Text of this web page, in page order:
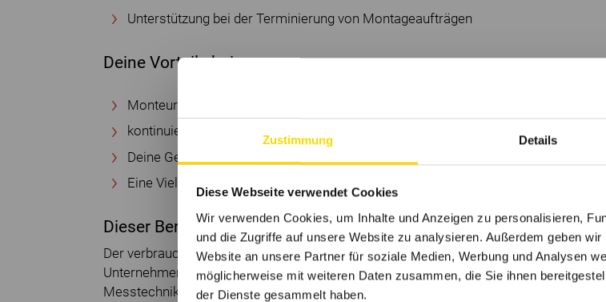
Zustimmung Details
Diese Webseite verwendet Cookies
Wir verwenden Cookies, um Inhalte und Anzeigen zu personalisieren,
und die Zugriffe auf unsere Website zu analysieren. Außerdem geben
Website an unsere Partner für soziale Medien, Werbung und Analysen
möglicherweise mit weiteren Daten zusammen, die Sie ihnen
der Dienste gesammelt haben.
Unterstützung bei der Terminierung von Montageaufträgen
Deine Vorteile bei uns
Monteursfahrzeug auch zur privaten Nutzung
kontinuierliche Weiterbildungsangebote auch mit digitalen Schulungen
Deine Gesundheit und Altersvorsorge liegen uns am Herzen
Eine Vielzahl attraktiver Angebote
Dieser Bereich freut sich auf dich
Der verbrauchsgerechte Umgang mit Energie ist seit Jahrzehnten der Kern unseres
Unternehmens. Mit Hilfe unserer Energiedienstleistungen und millionenfach
Messtechnik ermöglichen wir unseren Kunden den Energieverbrauch zu optimieren.